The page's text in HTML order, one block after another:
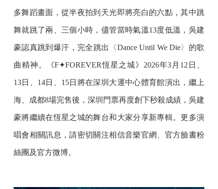
多舞蹈畫面，從半夜拍到天光即將亮白的六點，其中跳
舞就跳了兩、三個小時，儘管當時氣溫13度低溫，吳建
豪認真跳到爆汗，完全跳出〈Dance Until We Die〉的歌
曲精神。《F✦FOREVER恆星之城》2026年3月12日、
13日、14日、15日將在深圳大運中心體育館演出，繼上
海、成都8場完售後，深圳門票再度創下秒殺成績，吳建
豪將繼續在恆星之城的舞台和大家分享新專輯。更多演
唱會相關訊息，請密切關注相信音樂官網、官方臉書粉
絲團及官方微博。